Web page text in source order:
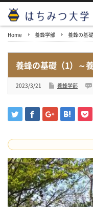
Home 養蜂学部 養蜂の基
養蜂の基礎（1）～
2023/3/21 養蜂学部